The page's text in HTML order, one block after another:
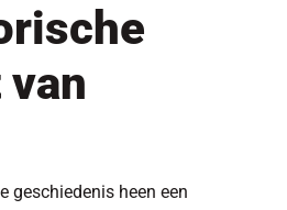
geschiedenis heen een